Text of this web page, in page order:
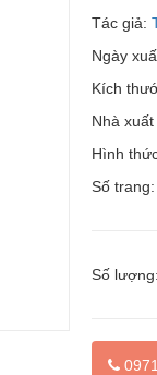
Tác giả:
Ngày
Kích
Nhà
Hình
Số
Số lượng: